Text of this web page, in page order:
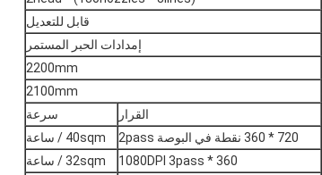
قابل للتعديل
إمدادات الحبر المستمر
2200mm
2100mm
القرار
سرعة
720 * 360 نقطة في البوصة 2pass
40sqm / ساعة
360 * 1080DPI 3pass
32sqm / ساعة